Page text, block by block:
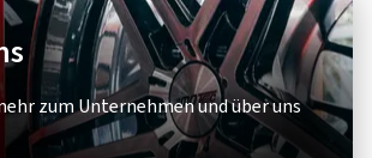
zum Unternehmen und über uns